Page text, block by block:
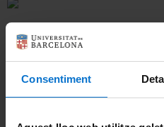
Consentiment
Información del máster